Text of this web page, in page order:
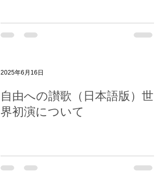
自由への讃歌（日本語版）世
界初演について
2025年6月16日